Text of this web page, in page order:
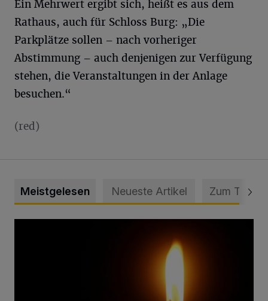
Ein Mehrwert ergibt sich, heißt es aus dem
Rathaus, auch für Schloss Burg: „Die
Parkplätze sollen – nach vorheriger
Abstimmung – auch denjenigen zur Verfügung
stehen, die Veranstaltungen in der Anlage
besuchen.“
(red)
Meistgelesen Neueste Artikel Zum Thema